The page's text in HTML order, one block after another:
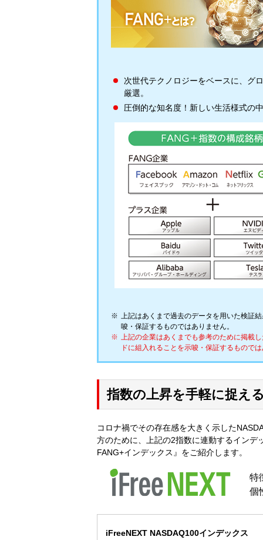
次世代テクノロジーをベースに、グ
厳選。
圧倒的な知名度！新しい生活様式の
上記はあくまで過去のデータを用いた検証
唆・保証するものではありません。
上記の企業はあくまでも参考のために掲載
ドに組入れることを示唆・保証するもので
指数の上昇を手軽に捉え
コロナ禍でその存在感を大きく示した
方のために、上記の2指数に連動するイン
FANG+インデックス』をご紹介します。
特
個
iFreeNEXT NASDAQ100インデックス